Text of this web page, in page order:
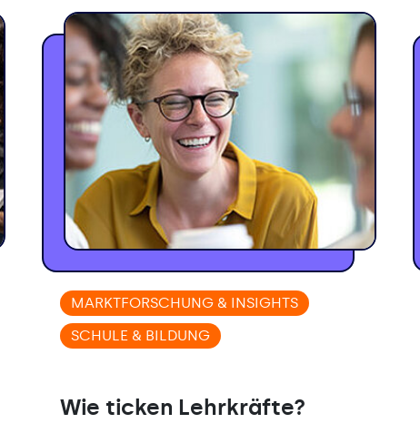
MARKTFORSCHUNG & INSIGHTS
SCHULE & BILDUNG
Wie ticken Lehrkräfte?